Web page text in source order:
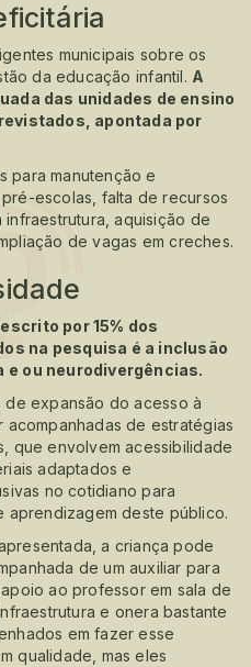
municipais sobre os
da educação infantil. A
das unidades de ensino
apontada por
para manutenção e
escolas, falta de recursos
aquisição de
de vagas em creches.
por 15% dos
na pesquisa é a inclusão
ou neurodivergências.
expansão do acesso à
de estratégias
que envolvem acessibilidade
adaptados e
no cotidiano para
deste público.
a criança pode
de um auxiliar para
ao professor em sala de
e onera bastante
em fazer esse
qualidade, mas eles